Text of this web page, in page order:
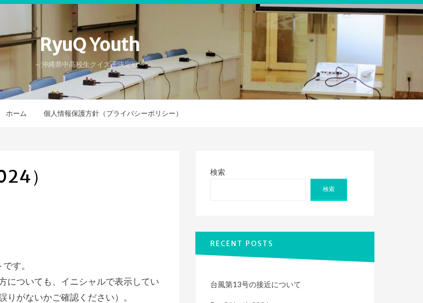
RyuQ Youth
～沖縄県中高校生クイズ王決定戦～
ホーム 個人情報保護方針（プライバシーポリシー）
）
す。
についても、イニシャルで表示してい
りがないかご確認ください）。
検索
検索
RECENT POSTS
台風第13号の接近について